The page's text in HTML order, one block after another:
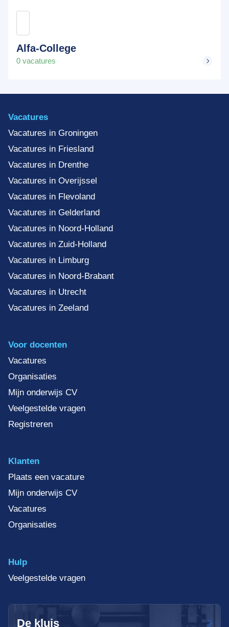
Alfa-College
0 vacatures
Vacatures
Vacatures in Groningen
Vacatures in Friesland
Vacatures in Drenthe
Vacatures in Overijssel
Vacatures in Flevoland
Vacatures in Gelderland
Vacatures in Noord-Holland
Vacatures in Zuid-Holland
Vacatures in Limburg
Vacatures in Noord-Brabant
Vacatures in Utrecht
Vacatures in Zeeland
Voor docenten
Vacatures
Organisaties
Mijn onderwijs CV
Veelgestelde vragen
Registreren
Klanten
Plaats een vacature
Mijn onderwijs CV
Vacatures
Organisaties
Hulp
Veelgestelde vragen
De kluis